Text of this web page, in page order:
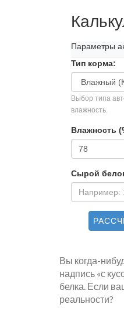
Параметры
Тип корма:
Выбор типа
влажность.
Влажность
Сырой
Вы когда-
надпись «с
белка. Если
реальности?